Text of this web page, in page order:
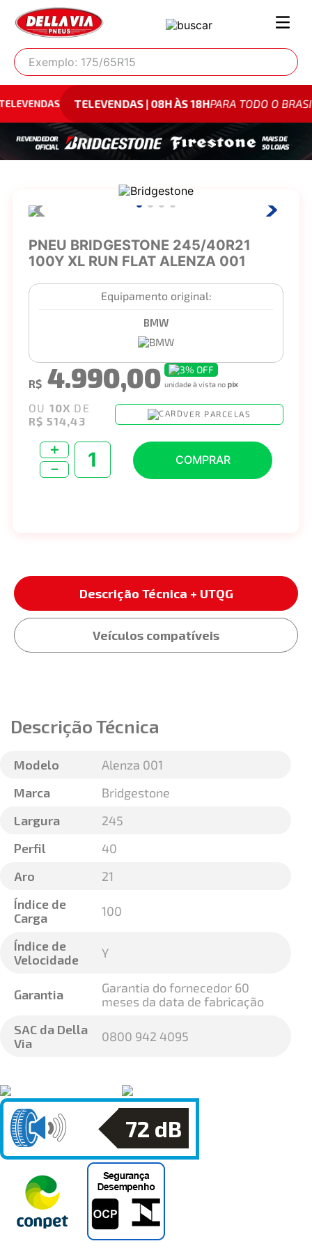
Exemplo: 175/65R15
TELEVENDAS | 08H ÀS 18H PARA TODO O BRASIL 0800
PNEU BRIDGESTONE 245/40R21
100Y XL RUN FLAT ALENZA 001
Equipamento original:
BMW
R$ 4.990,00 3% OFF
unidade à vista no pix
OU 10X DE
R$ 514,43
VER PARCELAS
＋
－
COMPRAR
Descrição Técnica + UTQG
Veículos compatíveis
Descrição Técnica
Modelo
Alenza 001
Marca
Bridgestone
Largura
245
Perfil
40
Aro
21
Índice de
Carga
100
Índice de
Velocidade
Y
Garantia
Garantia do fornecedor 60
meses da data de fabricação
SAC da Della
Via
0800 942 4095
72 dB